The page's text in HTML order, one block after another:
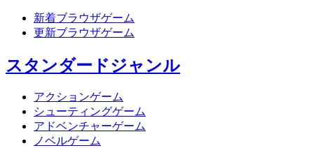
新着ブラウザゲーム
更新ブラウザゲーム
スタンダードジャンル
アクションゲーム
シューティングゲーム
アドベンチャーゲーム
ノベルゲーム